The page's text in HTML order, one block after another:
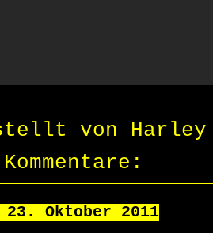
von
23. Oktober 2011